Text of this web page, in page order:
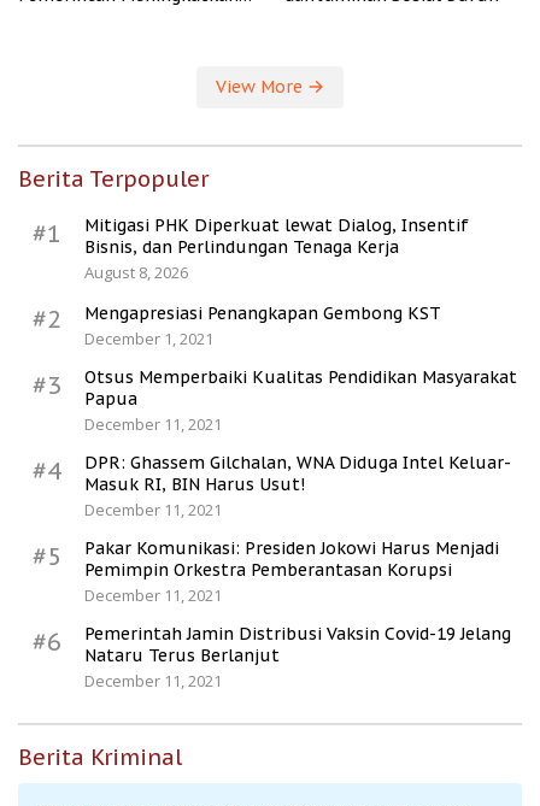
View More
Berita Terpopuler
#1
Mitigasi PHK Diperkuat lewat Dialog, Insentif
Bisnis, dan Perlindungan Tenaga Kerja
August 8, 2026
#2
Mengapresiasi Penangkapan Gembong KST
December 1, 2021
#3
Otsus Memperbaiki Kualitas Pendidikan Masyarakat
Papua
December 11, 2021
#4
DPR: Ghassem Gilchalan, WNA Diduga Intel Keluar-
Masuk RI, BIN Harus Usut!
December 11, 2021
#5
Pakar Komunikasi: Presiden Jokowi Harus Menjadi
Pemimpin Orkestra Pemberantasan Korupsi
December 11, 2021
#6
Pemerintah Jamin Distribusi Vaksin Covid-19 Jelang
Nataru Terus Berlanjut
December 11, 2021
Berita Kriminal